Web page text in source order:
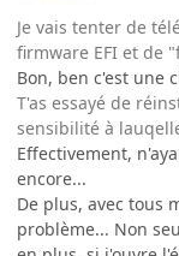
Je vais tenter de
firmware EFI et de
Bon, ben c'est une
T'as essayé de
sensibilité à
Effectivement,
encore...
De plus, avec tous
problème... Non